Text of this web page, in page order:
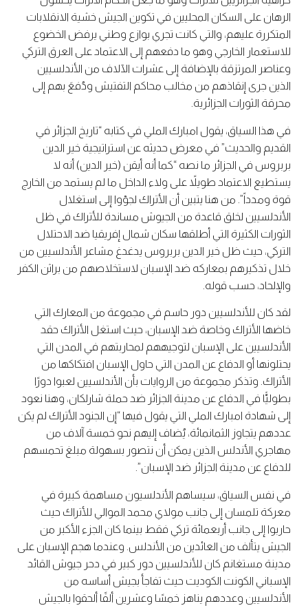
الرهان على السكان المحليين في تكوين الجيش خشية الانقلابات
المتكررة عليهم، والتي كانت تجري بوازع وطني يرفض الخضوع
للاستعمار الخارجي وهو ما دفعهم إلى الاعتماد على العرق التركي
وعناصر المرتزقة بالإضافة إلى عشرات الآلاف من الأندلسيين
الذين جرى إنقاذهم من مخالب محاكم التفتيش ودُفعَ بهم إلى
محرقة الثورات الجزائرية.
في هذا السياق، يقول امبارك الملي في كتابه “تاريخ الجزائر في
القديم والحديث” في معرض حديثه عن استراتيجية خير الدين
بربروس في الجزائر ما نصه “كما أنه أيقن (خير الدين) أنه لا
يستطيع الاعتماد طويلاً على ولاء الداخل ما لم يستمد من الخارج
قوة ومدداً”. من هنا يتبين أن الأتراك لجؤوا إلى استغلال
الأندلسيين لخلق قاعدة من الجيوش مساندة للأتراك في ظل
الثورات الكثيرة التي أطلقها سكان شمال إفريقيا ضد الاحتلال
التركي، حيث ظل خير الدين بربروس يدغدغ مشاعر الأندلسيين من
خلال تذكيرهم بمعاركه ضد الإسبان لاستخلاصهم من براثن الكفر
والإلحاد، حسب قوله.
لقد كان للأندلسيين دور حاسم في مجموعة من المعارك التي
خاضها الأتراك وخاصة ضد الإسبان، حيث استغل الأتراك حقد
الأندلسيين على الإسبان لتوجيههم لمحاربتهم في المدن التي
يحتلونها أو الدفاع عن المدن التي حاول الإسبان افتكاكها من
الأتراك. وتذكر مجموعة من الروايات بأن الأندلسيين لعبوا دورًا
بطوليًّا في الدفاع عن مدينة الجزائر ضد حملة شارلكان، وهنا نعود
إلى شهادة امبارك الملي التي يقول فيها “إن الجنود الأتراك لم يكن
عددهم يتجاوز الثمانمائة، يُضاف إليهم نحو خمسة آلاف من
مهاجري الأندلس الذين يمكن أن نتصور بسهولة مبلغ تحمسهم
للدفاع عن مدينة الجزائر ضد الإسبان”.
في نفس السياق، سيساهم الأندلسيون مساهمة كبيرة في
معركة تلمسان إلى جانب مولاي محمد الموالي للأتراك حيث
حاربوا إلى جانب أربعمائة تركي فقط بينما كان الجزء الأكبر من
الجيش يتألف من العائدين من الأندلس. وعندما هجم الإسبان على
مدينة مستغانم كان للأندلسيين دور كبير في دحر جيوش القائد
الإسباني الكونت الكوديت حيث تفاجأ بجيش أساسه من
الأندلسيين وعددهم يناهز خمسًا وعشرين ألفًا ألحقوا بالجيش